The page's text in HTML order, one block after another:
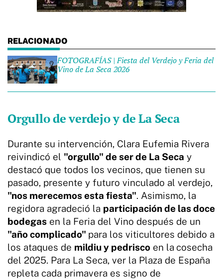
FOTOGRAFÍAS | Fiesta del Verdejo y Feria del
Vino de La Seca 2026
Orgullo de verdejo y de La Seca
Durante su intervención, Clara Eufemia Rivera
reivindicó el "orgullo" de ser de La Seca y
destacó que todos los vecinos, que tienen su
pasado, presente y futuro vinculado al verdejo,
"nos merecemos esta fiesta". Asimismo, la
regidora agradeció la participación de las doce
bodegas en la Feria del Vino después de un
"año complicado" para los viticultores debido a
los ataques de mildiu y pedrisco en la cosecha
del 2025. Para La Seca, ver la Plaza de España
repleta cada primavera es signo de